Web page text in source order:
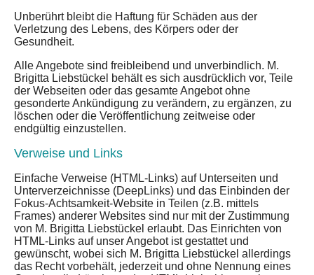
Unberührt bleibt die Haftung für Schäden aus der
Verletzung des Lebens, des Körpers oder der
Gesundheit.
Alle Angebote sind freibleibend und unverbindlich. M.
Brigitta Liebstückel behält es sich ausdrücklich vor, Teile
der Webseiten oder das gesamte Angebot ohne
gesonderte Ankündigung zu verändern, zu ergänzen, zu
löschen oder die Veröffentlichung zeitweise oder
endgültig einzustellen.
Verweise und Links
Einfache Verweise (HTML-Links) auf Unterseiten und
Unterverzeichnisse (DeepLinks) und das Einbinden der
Fokus-Achtsamkeit-Website in Teilen (z.B. mittels
Frames) anderer Websites sind nur mit der Zustimmung
von M. Brigitta Liebstückel erlaubt. Das Einrichten von
HTML-Links auf unser Angebot ist gestattet und
gewünscht, wobei sich M. Brigitta Liebstückel allerdings
das Recht vorbehält, jederzeit und ohne Nennung eines